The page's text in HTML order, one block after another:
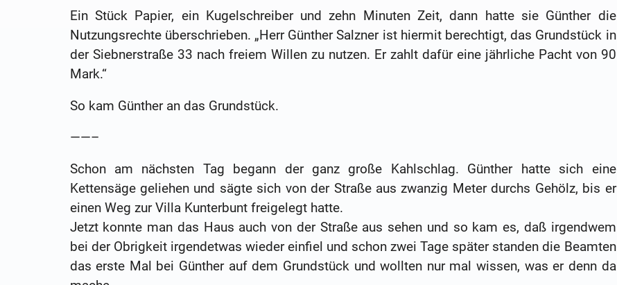
Ein Stück Papier, ein Kugelschreiber und zehn Minuten Zeit, dann hatte sie Günther die
Nutzungsrechte überschrieben. „Herr Günther Salzner ist hiermit berechtigt, das Grundstück in
der Siebnerstraße 33 nach freiem Willen zu nutzen. Er zahlt dafür eine jährliche Pacht von 90
Mark.“
So kam Günther an das Grundstück.
——–
Schon am nächsten Tag begann der ganz große Kahlschlag. Günther hatte sich eine
Kettensäge geliehen und sägte sich von der Straße aus zwanzig Meter durchs Gehölz, bis er
einen Weg zur Villa Kunterbunt freigelegt hatte.
Jetzt konnte man das Haus auch von der Straße aus sehen und so kam es, daß irgendwem
bei der Obrigkeit irgendetwas wieder einfiel und schon zwei Tage später standen die Beamten
das erste Mal bei Günther auf dem Grundstück und wollten nur mal wissen, was er denn da